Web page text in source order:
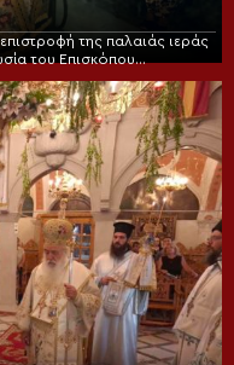
της παλαιάς ιεράς
του Επισκόπου